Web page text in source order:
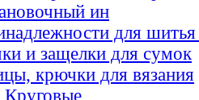
ин
для шитья
и защелки для сумок
крючки для вязания
Круговые